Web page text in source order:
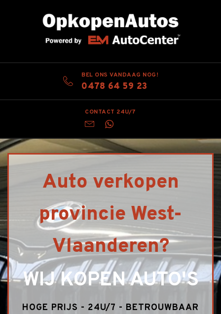
BEL ONS VANDAAG NOG!
0478 64 59 23
CONTACT 24U/7
Auto verkopen
provincie West-
Vlaanderen?
WIJ KOPEN AUTO'S
HOGE PRIJS - 24U/7 - BETROUWBAAR